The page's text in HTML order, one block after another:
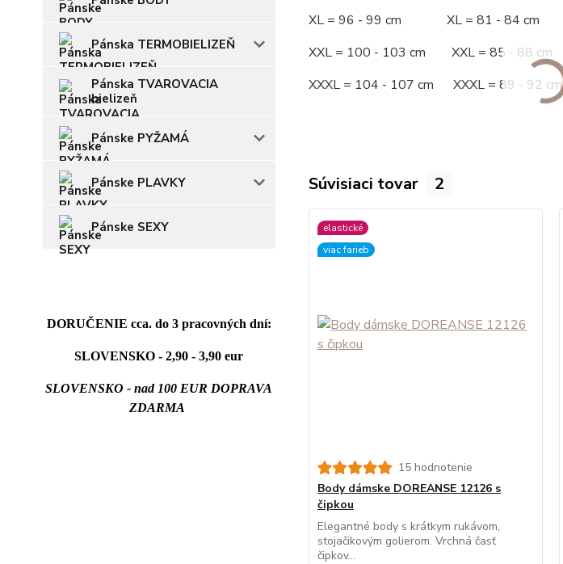
Pánska TERMOBIELIZEŇ
Pánska TVAROVACIA
bielizeň
Pánske PYŽAMÁ
Pánske PLAVKY
Pánske SEXY
DORUČENIE cca. do 3 pracovných dní:
SLOVENSKO - 2,90 - 3,90 eur
SLOVENSKO - nad 100 EUR DOPRAVA
ZDARMA
XL = 96 - 99 cm XL = 81 - 84 cm
XXL = 100 - 103 cm XXL = 85 - 88 cm
XXXL = 104 - 107 cm XXXL = 89 - 92 cm
Súvisiaci tovar 2
elastické
viac farieb
15 hodnotenie
Body dámske DOREANSE 12126 s
čipkou
Elegantné body s krátkym rukávom,
stojačikovým golierom. Vrchná časť
čipkov...